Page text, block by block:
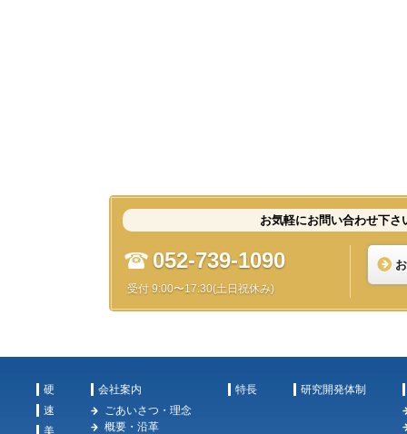
お気軽にお問い合わせ下さ
052-739-1090
受付 9:00〜17:30(土日祝休み)
硬
速
美
会社案内
ごあいさつ・理念
概要・沿革
特長 研究開発体制